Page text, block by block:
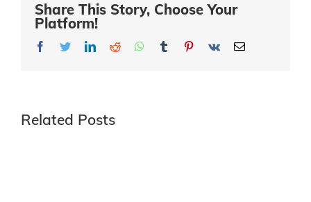
Share This Story, Choose Your
Platform!
Facebook
TwitterLinkedIn
Reddit Whatsapp
Tumblr Pinterest
Vk Email
Related Posts